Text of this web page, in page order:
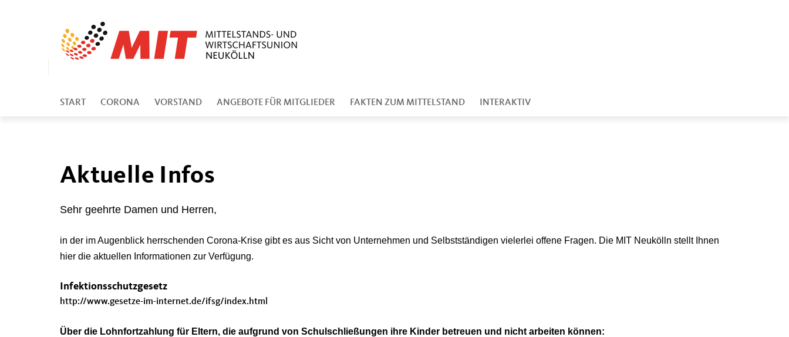
START CORONA VORSTAND ANGEBOTE FÜR MITGLIEDER FAKTEN ZUM MITTELSTAND INTERAKTIV
Aktuelle Infos
Sehr geehrte Damen und Herren,
in der im Augenblick herrschenden Corona-Krise gibt es aus Sicht von Unternehmen und Selbstständigen vielerlei offene Fragen. Die MIT Neukölln stellt Ihnen
hier die aktuellen Informationen zur Verfügung.
Infektionsschutzgesetz
http://www.gesetze-im-internet.de/ifsg/index.html
Über die Lohnfortzahlung für Eltern, die aufgrund von Schulschließungen ihre Kinder betreuen und nicht arbeiten können: